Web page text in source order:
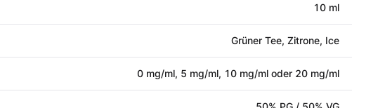
10 ml
Grüner Tee, Zitrone, Ice
0 mg/ml, 5 mg/ml, 10 mg/ml oder 20 mg/ml